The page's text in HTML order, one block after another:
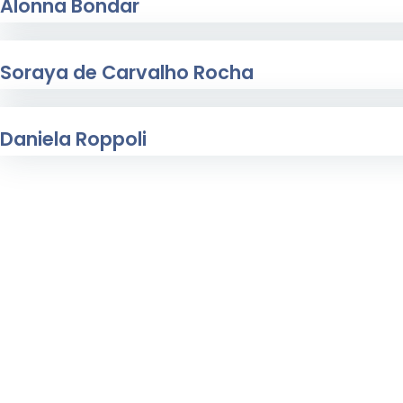
Alonna Bondar
Soraya de Carvalho Rocha
Daniela Roppoli